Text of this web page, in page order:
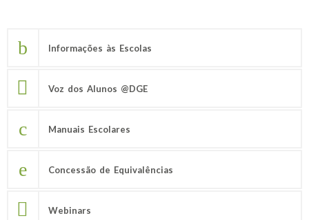
Informações às Escolas
Voz dos Alunos @DGE
Manuais Escolares
Concessão de Equivalências
Webinars